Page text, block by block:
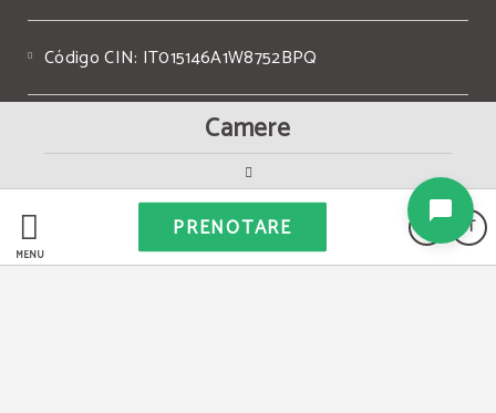
MENÙ
IT
PRENOTARE
Camere
Código CIN: IT015146A1W8752BPQ
P. IVA IT05507240967
Powered by Keytel